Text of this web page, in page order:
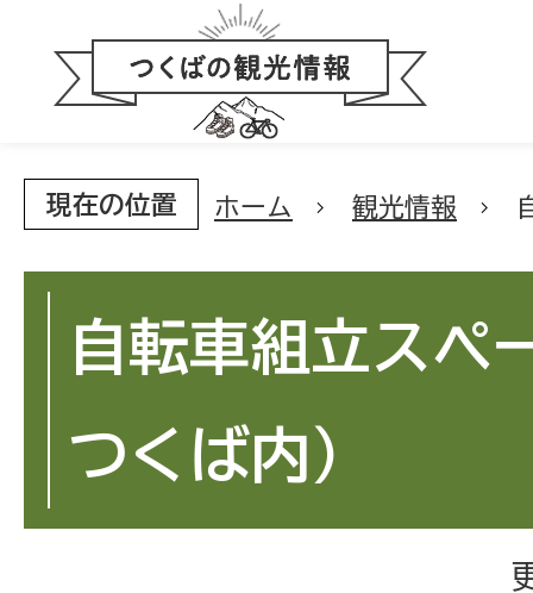
現在の位置 ホーム 観光情報
自転車組立スペ
つくば内）